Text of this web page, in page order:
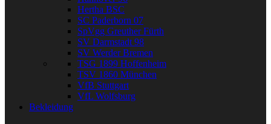
Hertha BSC
SC Paderborn 07
SpVgg Greuther Fürth
SV Darmstadt 98
SV Werder Bremen
TSG 1899 Hoffenheim
TSV 1860 München
VfB Stuttgart
VfL Wolfsburg
Bekleidung